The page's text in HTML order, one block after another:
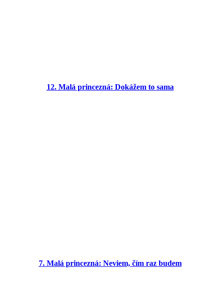
12. Malá princezná: Dokážem to sama
7. Malá princezná: Neviem, čím raz budem